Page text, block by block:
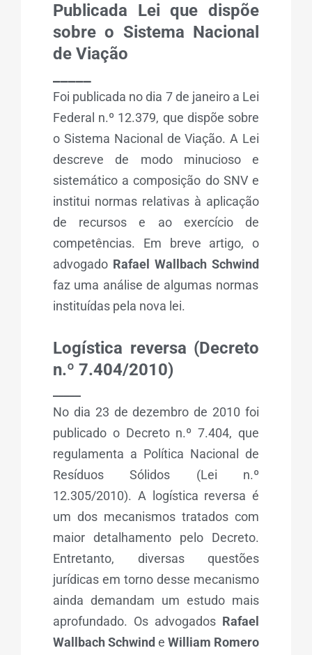
Publicada Lei que dispõe
sobre o Sistema Nacional
de Viação
Foi publicada no dia 7 de janeiro a Lei
Federal n.º 12.379, que dispõe sobre
o Sistema Nacional de Viação. A Lei
descreve de modo minucioso e
sistemático a composição do SNV e
institui normas relativas à aplicação
de recursos e ao exercício de
competências. Em breve artigo, o
advogado Rafael Wallbach Schwind
faz uma análise de algumas normas
instituídas pela nova lei.
Logística reversa (Decreto
n.º 7.404/2010)
No dia 23 de dezembro de 2010 foi
publicado o Decreto n.º 7.404, que
regulamenta a Política Nacional de
Resíduos Sólidos (Lei n.º
12.305/2010). A logística reversa é
um dos mecanismos tratados com
maior detalhamento pelo Decreto.
Entretanto, diversas questões
jurídicas em torno desse mecanismo
ainda demandam um estudo mais
aprofundado. Os advogados Rafael
Wallbach Schwind e William Romero